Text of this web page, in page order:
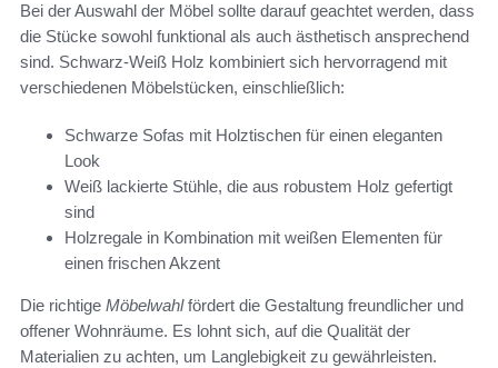
Bei der Auswahl der Möbel sollte darauf geachtet werden, dass
die Stücke sowohl funktional als auch ästhetisch ansprechend
sind. Schwarz-Weiß Holz kombiniert sich hervorragend mit
verschiedenen Möbelstücken, einschließlich:
Schwarze Sofas mit Holztischen für einen eleganten
Look
Weiß lackierte Stühle, die aus robustem Holz gefertigt
sind
Holzregale in Kombination mit weißen Elementen für
einen frischen Akzent
Die richtige Möbelwahlfördert die Gestaltung freundlicher und
offener Wohnräume. Es lohnt sich, auf die Qualität der
Materialien zu achten, um Langlebigkeit zu gewährleisten.